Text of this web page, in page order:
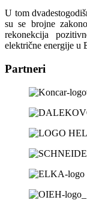
U tom
su se brojne
rekonekcija
električne energije u
Partneri